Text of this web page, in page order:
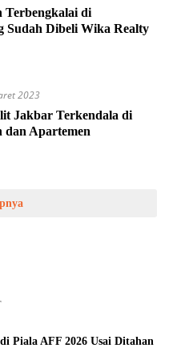
Terbengkalai di
Sudah Dibeli Wika Realty
2023
Jakbar Terkendala di
dan Apartemen
Piala AFF 2026 Usai Ditahan